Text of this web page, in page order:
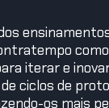
iterar e
ciclos de
os mais